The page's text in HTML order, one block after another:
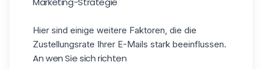
Hier sind einige weitere Faktoren, die die
Zustellungsrate Ihrer E-Mails stark beeinflussen.
An wen Sie sich richten